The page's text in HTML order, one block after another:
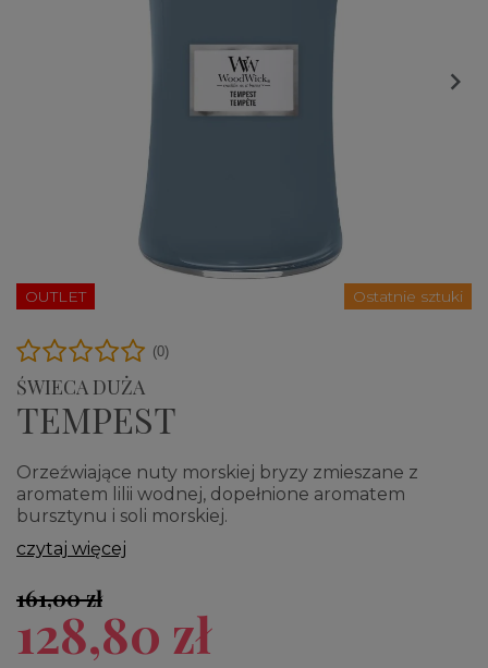

OUTLET Ostatnie sztuki
ŚWIECA DUŻA
TEMPEST
(0)
Orzeźwiające nuty morskiej bryzy zmieszane z
aromatem lilii wodnej, dopełnione aromatem
bursztynu i soli morskiej.
czytaj więcej
161,00 zł
128,80 zł